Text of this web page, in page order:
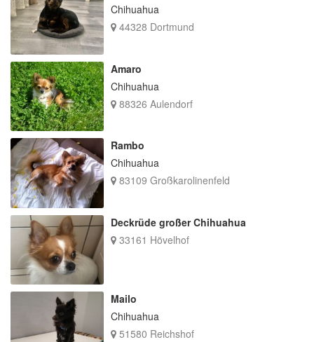
Chihuahua
44328 Dortmund
Amaro
Chihuahua
88326 Aulendorf
Rambo
Chihuahua
83109 Großkarolinenfeld
Deckrüde großer Chihuahua
33161 Hövelhof
Mailo
Chihuahua
51580 Reichshof